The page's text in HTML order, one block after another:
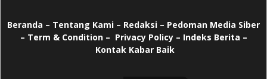
Beranda – Tentang Kami – Redaksi – Pedoman Media Siber
– Term & Condition – Privacy Policy– Indeks Berita –
Kontak Kabar Baik